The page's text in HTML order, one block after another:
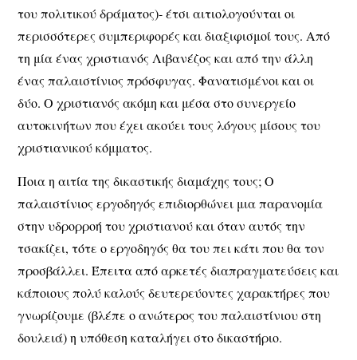
του πολιτικού δράματος)- έτσι αιτιολογούνται οι
περισσότερες συμπεριφορές και διαξιφισμοί τους. Από
τη μία ένας χριστιανός Λιβανέζος και από την άλλη
ένας παλαιστίνιος πρόσφυγας. Φανατισμένοι και οι
δύο. Ο χριστιανός ακόμη και μέσα στο συνεργείο
αυτοκινήτων που έχει ακούει τους λόγους μίσους του
χριστιανικού κόμματος.
Ποια η αιτία της δικαστικής διαμάχης τους; Ο
παλαιστίνιος εργοδηγός επιδιορθώνει μια παρανομία
στην υδρορροή του χριστιανού και όταν αυτός την
τσακίζει, τότε ο εργοδηγός θα του πει κάτι που θα τον
προσβάλλει. Έπειτα από αρκετές διαπραγματεύσεις και
κάποιους πολύ καλούς δευτερεύοντες χαρακτήρες που
γνωρίζουμε (βλέπε ο ανώτερος του παλαιστίνιου στη
δουλειά) η υπόθεση καταλήγει στο δικαστήριο.